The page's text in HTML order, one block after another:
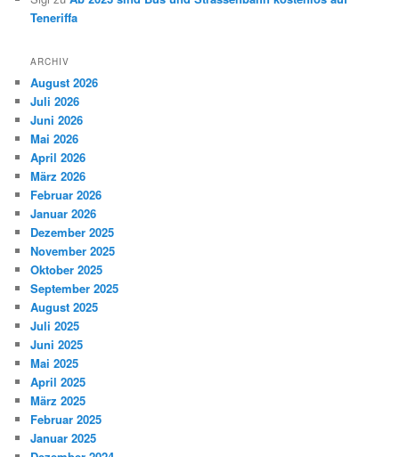
Teneriffa
ARCHIV
August 2026
Juli 2026
Juni 2026
Mai 2026
April 2026
März 2026
Februar 2026
Januar 2026
Dezember 2025
November 2025
Oktober 2025
September 2025
August 2025
Juli 2025
Juni 2025
Mai 2025
April 2025
März 2025
Februar 2025
Januar 2025